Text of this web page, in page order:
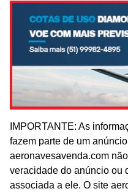
IMPORTANTE: As
fazem parte de um
aeronavesavenda.com
veracidade do anúncio ou
associada a ele. O site